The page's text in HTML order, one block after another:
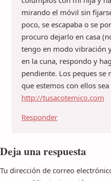
mirando el móvil sin
poco, se escapaba o se
procuro dejarlo en casa
tengo en modo vibración
en la cuna, respondo y
pendiente. Los peques se
que estemos con ellos
http://tusacotemico.com
Responder
Deja una respuesta
Tu dirección de correo